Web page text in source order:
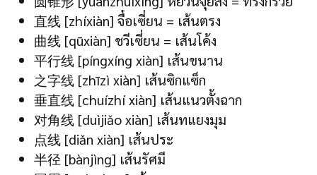
直线 [zhíxiàn] จื๋อเซี่ยน = เส้นตรง
曲线 [qūxiàn] ชวีเซี่ยน = เส้นโค้ง
平行线 [píngxíng xiàn] เส้นขนาน
之字线 [zhīzì xiàn] เส้นซิกแซ็ก
垂直线 [chuízhí xiàn] เส้นแนวตั้งฉาก
对角线 [duìjiǎo xiàn] เส้นทแยงมุม
点线 [diǎn xiàn] เส้นประ
半径 [bànjìng] เส้นรัศมี